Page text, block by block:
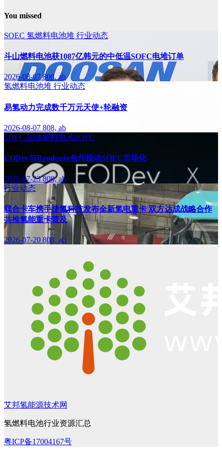
You missed
SOEC 氢燃料电池堆 行业动态
斗山燃料电池获1087亿韩元的中低温SOFC电堆订单
2026-08-07808, ab
氢燃料电池堆 行业动态
易氢动力完成数千万元天使+轮融资
2026-08-07 808, ab
SOEC 固体燃料电池SOFC
EODev与Baudouin合作推动SOFC市场化
2026-07-23808, ab
行业动态
载合卡车携手捷氢科技发布全新氢电重卡 双方达成战略合作
共推氢能重卡普及
2026-07-20 808, ab
艾邦氢能源技术网
氢燃料电池行业资源汇总
粤ICP备17004167号